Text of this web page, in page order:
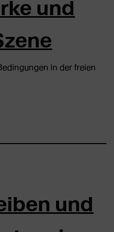
und
in der freien
und